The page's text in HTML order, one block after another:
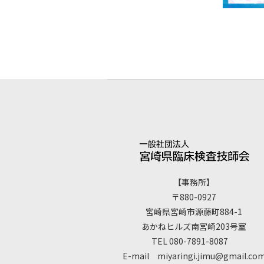
【事務所】
〒880-0927
宮崎県宮崎市源藤町884-1
あかねヒルズ南宮崎203号室
TEL 080-7891-8087
E-mail